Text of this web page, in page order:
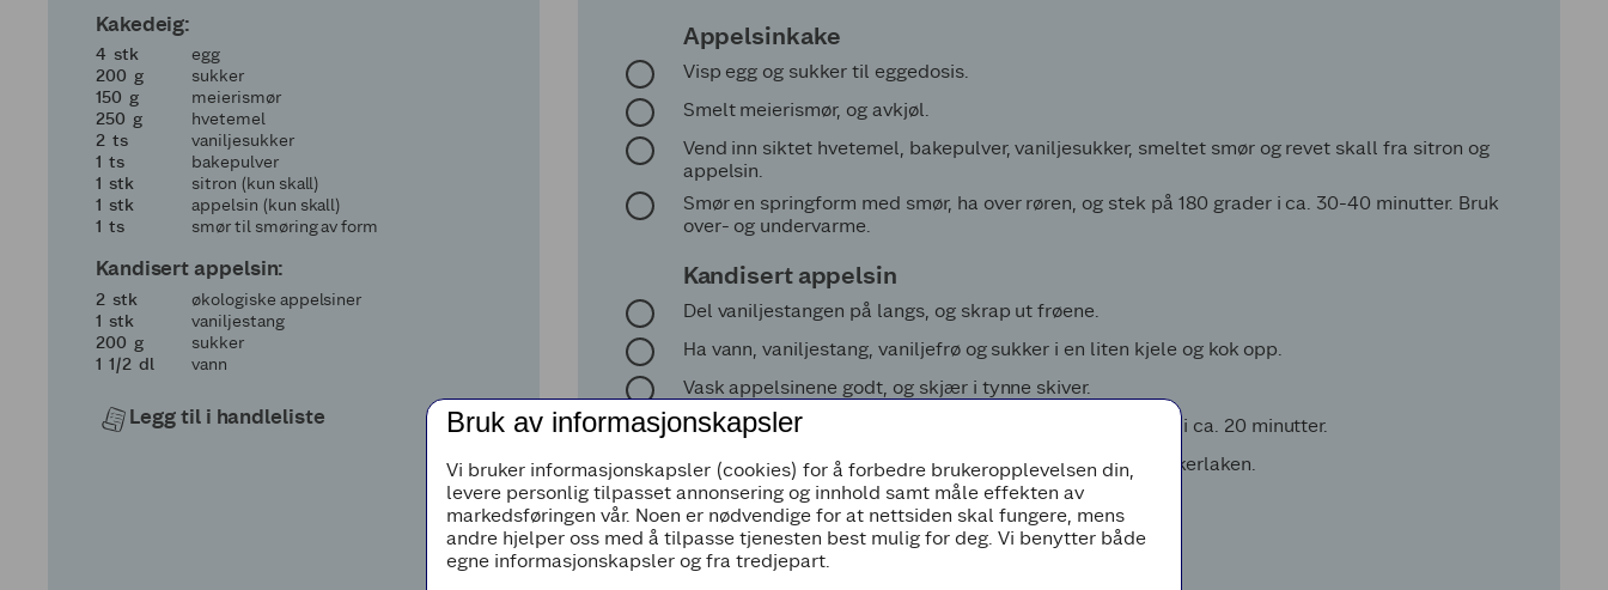
Kakedeig:
4
4 stk
egg
200
200 g
sukker
150
150 g
meierismør
250
250 g
hvetemel
2
2 ts
vaniljesukker
11 ts
bakepulver
11 stk
sitron (kun skall)
11 stk
appelsin (kun skall)
11 ts smør til smøring av form
Kandisert appelsin:
2
2 stk
økologiske appelsiner
11 stk
vaniljestang
200
200 g
sukker
1 og en halv
1 1/2 dl vann
Legg til i handleliste
Appelsinkake
Visp egg og sukker til eggedosis.
Smelt meierismør, og avkjøl.
Vend inn siktet hvetemel, bakepulver, vaniljesukker, smeltet smør og revet skall fra sitron og
appelsin.
Smør en springform med smør, ha over røren, og stek på 180 grader i ca. 30-40 minutter. Bruk
over- og undervarme.
Kandisert appelsin
Del vaniljestangen på langs, og skrap ut frøene.
Ha vann, vaniljestang, vaniljefrø og sukker i en liten kjele og kok opp.
Vask appelsinene godt, og skjær i tynne skiver.
Tilsett appelsinskivene og la dem småkoke på lav varme i ca. 20 minutter.
Legg appelsinskivene på kaken, og ringle over litt av sukkerlaken.
Tips!
Servér gjerne med pisket kremfløte eller vaniljeis.
Bruk av informasjonskapsler
Vi bruker informasjonskapsler (cookies) for å forbedre brukeropplevelsen din,
levere personlig tilpasset annonsering og innhold samt måle effekten av
markedsføringen vår. Noen er nødvendige for at nettsiden skal fungere, mens
andre hjelper oss med å tilpasse tjenesten best mulig for deg. Vi benytter både
egne informasjonskapsler og fra tredjepart.